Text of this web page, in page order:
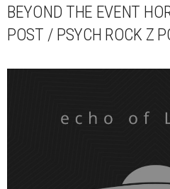
BEYOND THE EVENT
POST / PSYCH ROCK Z